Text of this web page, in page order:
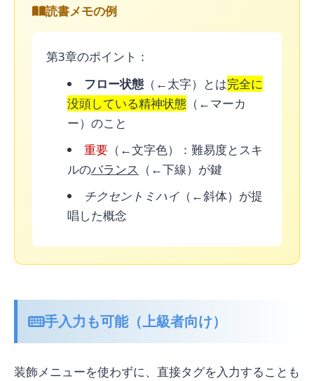
読書メモの例
第3章のポイント：
フロー状態（←太字）とは完全に
没頭している精神状態 （←マーカ
ー）のこと
重要（←文字色）：難易度とスキ
ルのバランス （←下線）が鍵
チクセントミハイ（←斜体）が提
唱した概念
手入力も可能（上級者向け）
装飾メニューを使わずに、直接タグを入力することも